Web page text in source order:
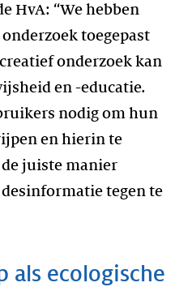
HvA: “We hebben
toegepast
onderzoek kan
en -educatie.
nodig om hun
en hierin te
de juiste manier
tegen te
als ecologische